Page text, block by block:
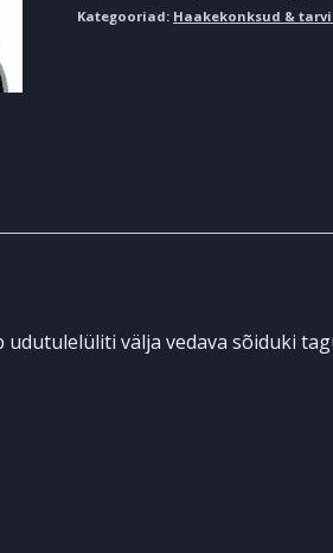
klemmiga
Kategooriad: Haakekonksud &
välja vedava sõiduki